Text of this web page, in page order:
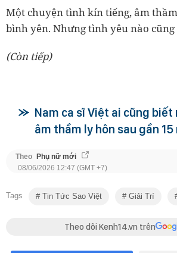
Một chuyện tình kín tiếng, âm
bình yên. Nhưng tình yêu nào cũng
(Còn tiếp)
Nam ca sĩ Việt ai cũng
âm thầm ly hôn sau gần
Theo Phụ nữ mới
08/06/2026 12:47 (GMT +7)
Tags Tin Tức Sao Việt Giải Trí
Theo dõi Kenh14.vn trên